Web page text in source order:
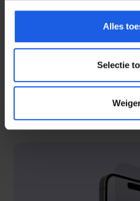
Alles
Selectie
Voor elke
oortje